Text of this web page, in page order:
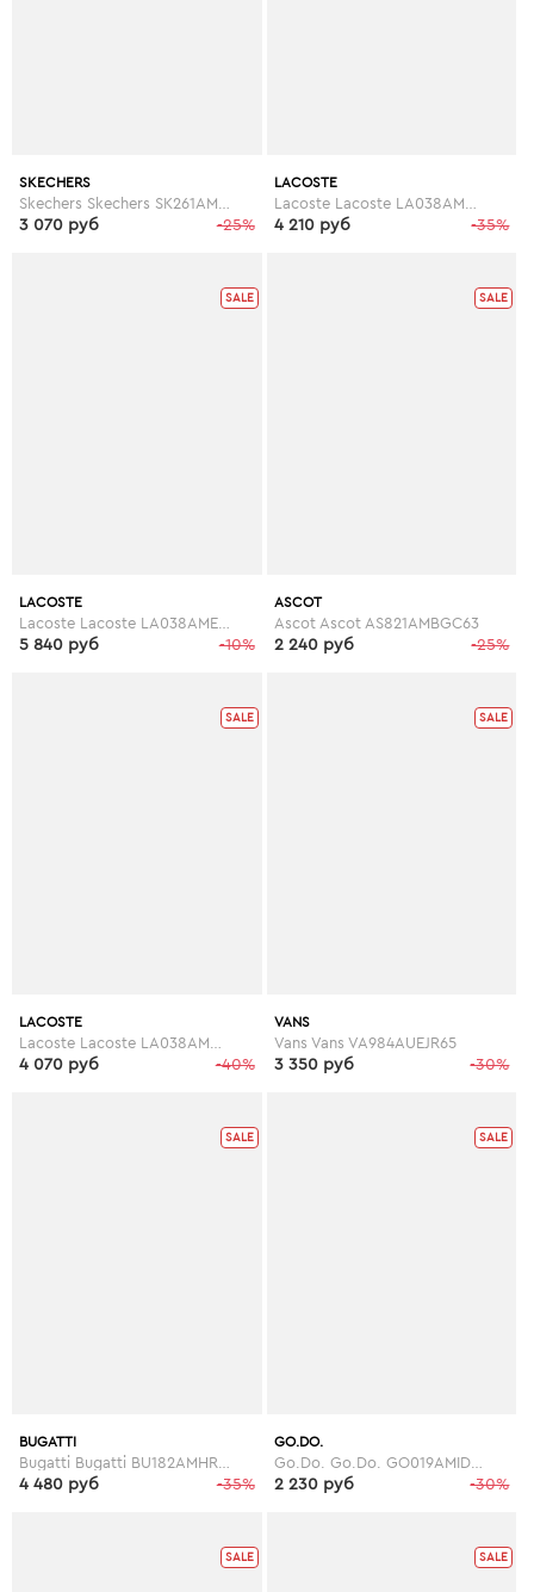
SKECHERS
-25%
3 070 руб
LACOSTE
-35%
4 210 руб
SALE
LACOSTE
-10%
5 840 руб
SALE
ASCOT
Ascot Ascot AS821AMBGC63
-25%
2 240 руб
SALE
LACOSTE
-40%
4 070 руб
SALE
VANS
Vans Vans VA984AUEJR65
-30%
3 350 руб
SALE
BUGATTI
-35%
4 480 руб
SALE
GO.DO.
Go.Do. Go.Do. GO019AMIDH35
-30%
2 230 руб
SALE SALE